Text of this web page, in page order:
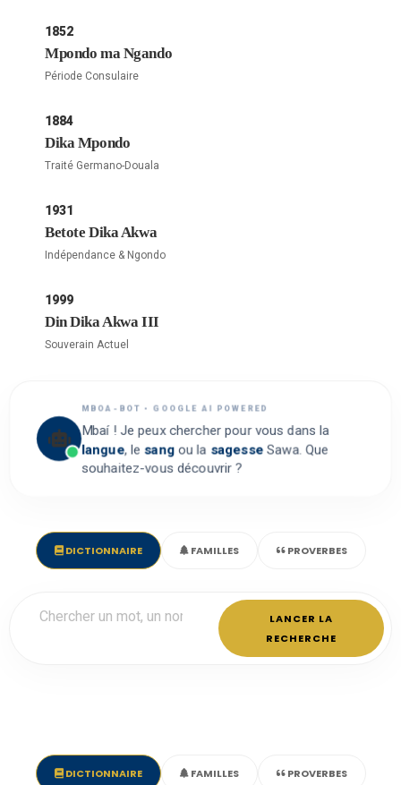
1852
Mpondo ma Ngando
Période Consulaire
1884
Dika Mpondo
Traité Germano-Douala
1931
Betote Dika Akwa
Indépendance & Ngondo
1999
Din Dika Akwa III
Souverain Actuel
MBOA-BOT • GOOGLE AI POWERED
Mbaí ! Je peux chercher pour vous dans la
langue, le sangou la sagesse Sawa. Que
souhaitez-vous découvrir ?
DICTIONNAIRE FAMILLES PROVERBES
LANCER LA
RECHERCHE
DICTIONNAIRE FAMILLES PROVERBES